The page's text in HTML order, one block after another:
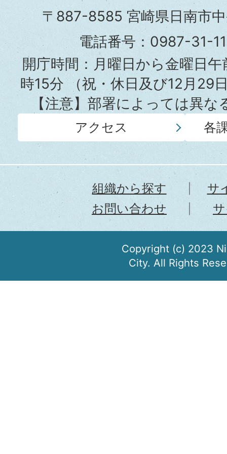
市
役
所
〒887-8585 宮崎県日南市
電話番号：0987-31-
開庁時間：月曜日から金曜日
時15分（祝・休日及び12月29
【注意】部署によっては異
アクセス 各
組織から探す
サ
お問い合わせ
Copyright (c) 2023
City. All Rights